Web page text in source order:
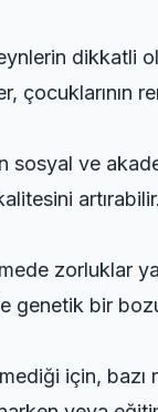
dikkatli
ve
artırabilir.
zorluklar
genetik bir
için, bazı